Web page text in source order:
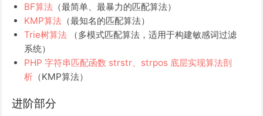
BF算法（最简单、最暴力的匹配算法）
KMP算法（最知名的匹配算法）
Trie树算法（多模式匹配算法，适用于构建敏感词过滤
系统）
PHP 字符串匹配函数 strstr、strpos 底层实现算法剖
析（KMP算法）
进阶部分